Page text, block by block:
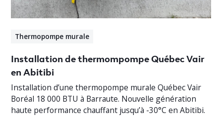
Thermopompe murale
Installation de thermompompe Québec Vair
en Abitibi
Installation d’une thermopompe murale Québec Vair
Boréal 18 000 BTU à Barraute. Nouvelle génération
haute performance chauffant jusqu’à -30°C en Abitibi.